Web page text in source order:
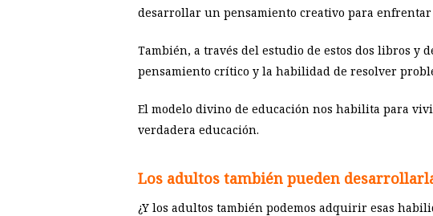
desarrollar un pensamiento creativo para enfrentar
También, a través del estudio de estos dos libros
pensamiento crítico y la habilidad de resolver
El modelo divino de educación nos habilita para
verdadera educación.
Los adultos también pueden
¿Y los adultos también podemos adquirir esas